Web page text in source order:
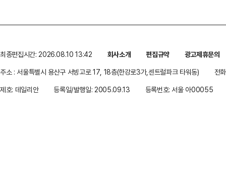
최종편집시간: 2026.08.10 13:42 회사소개 편집규약
광고제휴문의
주소 : 서울특별시 용산구 서빙고로 17, 18층(한강로3가,센트럴파크 타워동)
전
제호: 데일리안
등록일/발행일: 2005.09.13 등록번호: 서울 아00055